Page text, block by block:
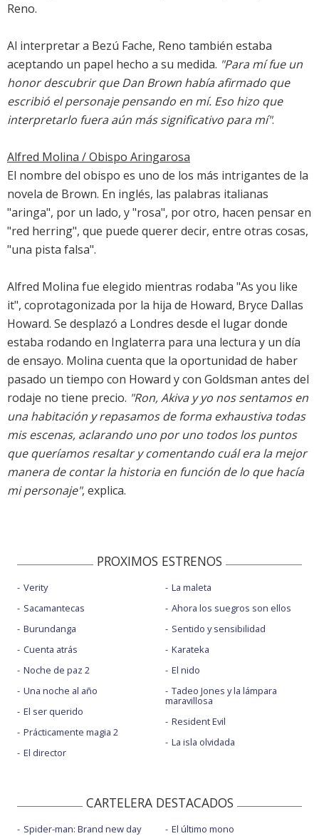
Reno.
Al interpretar a Bezú Fache, Reno también estaba
aceptando un papel hecho a su medida. "Para mí fue un
honor descubrir que Dan Brown había afirmado que
escribió el personaje pensando en mí. Eso hizo que
interpretarlo fuera aún más significativo para mí".
Alfred Molina / Obispo Aringarosa
El nombre del obispo es uno de los más intrigantes de la
novela de Brown. En inglés, las palabras italianas
"aringa", por un lado, y "rosa", por otro, hacen pensar en
"red herring", que puede querer decir, entre otras cosas,
"una pista falsa".
Alfred Molina fue elegido mientras rodaba "As you like
it", coprotagonizada por la hija de Howard, Bryce Dallas
Howard. Se desplazó a Londres desde el lugar donde
estaba rodando en Inglaterra para una lectura y un día
de ensayo. Molina cuenta que la oportunidad de haber
pasado un tiempo con Howard y con Goldsman antes del
rodaje no tiene precio. "Ron, Akiva y yo nos sentamos en
una habitación y repasamos de forma exhaustiva todas
mis escenas, aclarando uno por uno todos los puntos
que queríamos resaltar y comentando cuál era la mejor
manera de contar la historia en función de lo que hacía
mi personaje", explica.
PROXIMOS ESTRENOS
Verity
Sacamantecas
Burundanga
Cuenta atrás
Noche de paz 2
Una noche al año
El ser querido
Prácticamente magia 2
El director
La maleta
Ahora los suegros son ellos
Sentido y sensibilidad
Karateka
El nido
Tadeo Jones y la lámpara
maravillosa
Resident Evil
La isla olvidada
CARTELERA DESTACADOS
Spider-man: Brand new day
El último mono